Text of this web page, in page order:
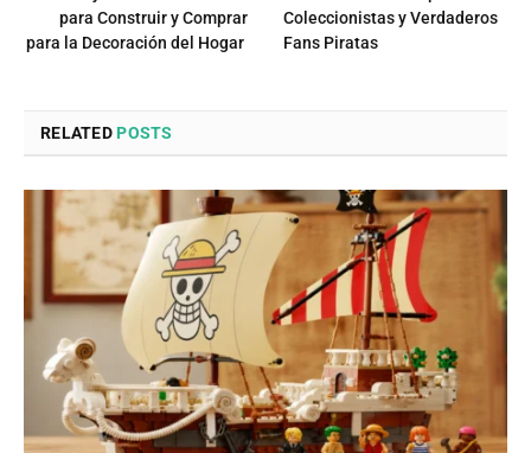
para Construir y Comprar
para la Decoración del Hogar
Coleccionistas y Verdaderos
Fans Piratas
RELATEDPOSTS